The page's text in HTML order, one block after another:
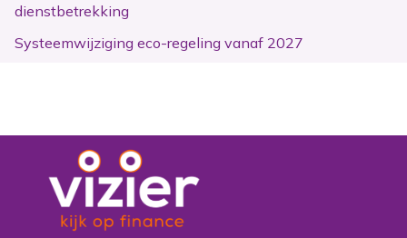
dienstbetrekking
Systeemwijziging eco-regeling vanaf 2027